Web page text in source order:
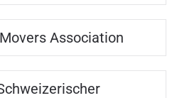
Association